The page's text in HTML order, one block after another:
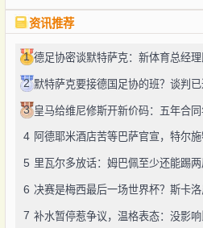
资讯推荐
1 德足协密谈默特萨克：新体育总经理
2
3 皇马给维尼修斯开新价码：五年合同
4 阿德耶米酒店苦等巴萨官宣，特尔施
5
6 决赛是梅西最后一场世界杯？斯卡
7 补水暂停惹争议，温格表态：没影